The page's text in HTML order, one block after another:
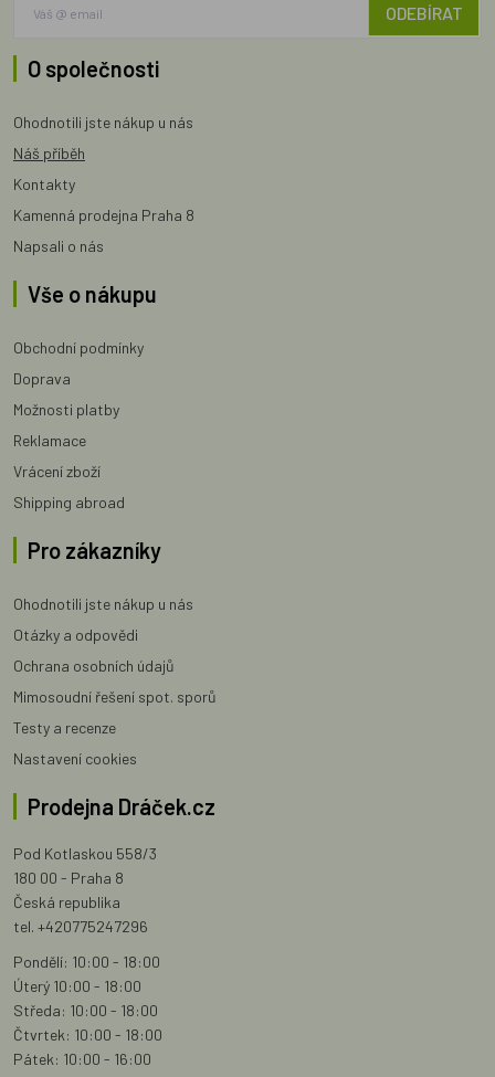
ODEBÍRAT
O společnosti
Ohodnotili jste nákup u nás
Náš příběh
Kontakty
Kamenná prodejna Praha 8
Napsali o nás
Vše o nákupu
Obchodní podmínky
Doprava
Možnosti platby
Reklamace
Vrácení zboží
Shipping abroad
Pro zákazníky
Ohodnotili jste nákup u nás
Otázky a odpovědi
Ochrana osobních údajů
Mimosoudní řešení spot. sporů
Testy a recenze
Nastavení cookies
Prodejna Dráček.cz
Pod Kotlaskou 558/3
180 00 - Praha 8
Česká republika
tel. +420775247296
Pondělí: 10:00 - 18:00
Úterý 10:00 - 18:00
Středa: 10:00 - 18:00
Čtvrtek: 10:00 - 18:00
Pátek: 10:00 - 16:00